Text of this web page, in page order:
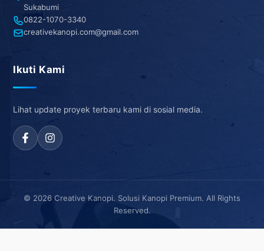
Sukabumi
0822-1070-3340
creativekanopi.com@gmail.com
Ikuti Kami
Lihat update proyek terbaru kami di sosial media.
© 2026 Creative Kanopi. Solusi Kanopi Premium. All Rights
Reserved.